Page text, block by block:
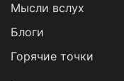
Мысли вслух
Блоги
Горячие точки